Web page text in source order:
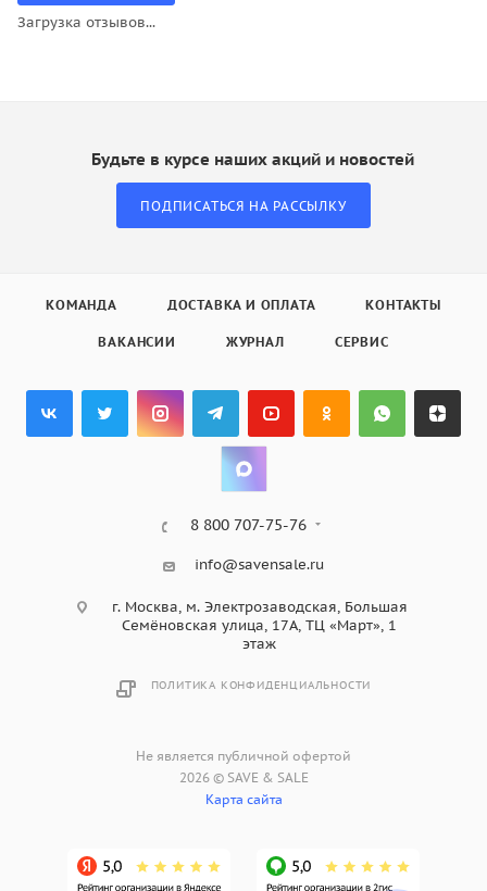
Загрузка отзывов...
Будьте в курсе наших акций и новостей
ПОДПИСАТЬСЯ НА РАССЫЛКУ
КОМАНДА ДОСТАВКА И ОПЛАТА КОНТАКТЫ
ВАКАНСИИ ЖУРНАЛ СЕРВИС
8 800 707-75-76
info@savensale.ru
г. Москва, м. Электрозаводская, Большая
Семёновская улица, 17А, ТЦ «Март», 1
этаж
ПОЛИТИКА КОНФИДЕНЦИАЛЬНОСТИ
Не является публичной офертой
2026 © SAVE & SALE
Карта сайта